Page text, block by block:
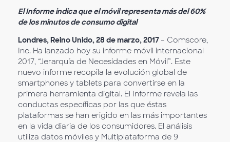
El Informe indica que el móvil representa más del 60%
de los minutos de consumo digital
Londres, Reino Unido, 28 de marzo, 2017 – Comscore,
Inc. Ha lanzado hoy su informe móvil internacional
2017, “Jerarquía de Necesidades en Móvil”. Este
nuevo informe recopila la evolución global de
smartphones y tablets para convertirse en la
primera herramienta digital. El Informe revela las
conductas específicas por las que éstas
plataformas se han erigido en las más importantes
en la vida diaria de los consumidores. El análisis
utiliza datos móviles y Multiplataforma de 9